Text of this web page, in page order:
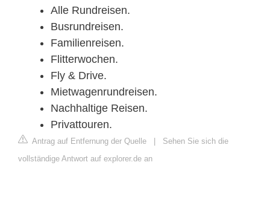
Alle Rundreisen.
Busrundreisen.
Familienreisen.
Flitterwochen.
Fly & Drive.
Mietwagenrundreisen.
Nachhaltige Reisen.
Privattouren.
Antrag auf Entfernung der Quelle | Sehen Sie sich die
vollständige Antwort auf explorer.de an